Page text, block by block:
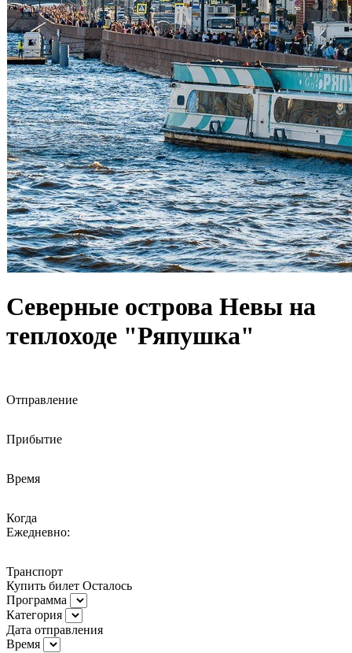
Северные острова Невы на
теплоходе "Ряпушка"
Отправление
Прибытие
Время
Когда
Ежедневно:
Транспорт
Купить билет Осталось
Программа
Категория
Дата отправления
Время